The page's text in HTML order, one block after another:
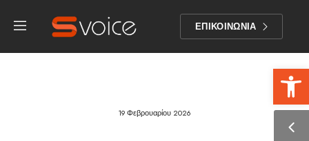
ΕΠΙΚΟΙΝΩΝΙΑ
19 Φεβρουαρίου 2026